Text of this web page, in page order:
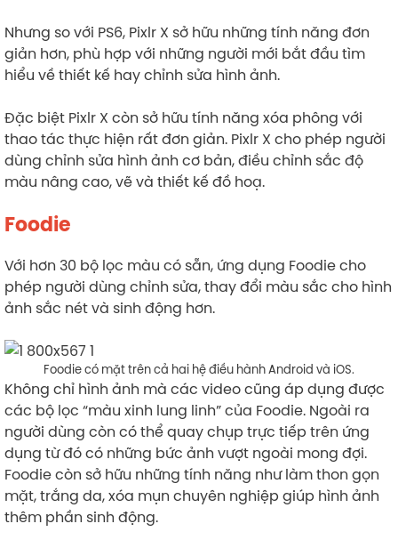
Nhưng so với PS6, Pixlr X sở hữu những tính năng đơn
giản hơn, phù hợp với những người mới bắt đầu tìm
hiểu về thiết kế hay chỉnh sửa hình ảnh.
Đặc biệt Pixlr X còn sở hữu tính năng xóa phông với
thao tác thực hiện rất đơn giản. Pixlr X cho phép người
dùng chỉnh sửa hình ảnh cơ bản, điều chỉnh sắc độ
màu nâng cao, vẽ và thiết kế đồ hoạ.
Foodie
Với hơn 30 bộ lọc màu có sẵn, ứng dụng Foodie cho
phép người dùng chỉnh sửa, thay đổi màu sắc cho hình
ảnh sắc nét và sinh động hơn.
Foodie có mặt trên cả hai hệ điều hành Android và iOS.
Không chỉ hình ảnh mà các video cũng áp dụng được
các bộ lọc “màu xinh lung linh” của Foodie. Ngoài ra
người dùng còn có thể quay chụp trực tiếp trên ứng
dụng từ đó có những bức ảnh vượt ngoài mong đợi.
Foodie còn sở hữu những tính năng như làm thon gọn
mặt, trắng da, xóa mụn chuyên nghiệp giúp hình ảnh
thêm phần sinh động.